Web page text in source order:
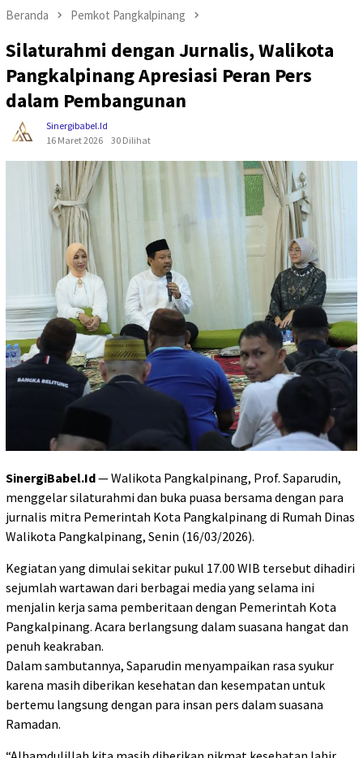
Beranda Pemkot Pangkalpinang
Silaturahmi dengan Jurnalis, Walikota
Pangkalpinang Apresiasi Peran Pers
dalam Pembangunan
Sinergibabel.id
16 Maret 2026
30 Dilihat
SinergiBabel.Id— Walikota Pangkalpinang, Prof. Saparudin,
menggelar silaturahmi dan buka puasa bersama dengan para
jurnalis mitra Pemerintah Kota Pangkalpinang di Rumah Dinas
Walikota Pangkalpinang, Senin (16/03/2026).
Kegiatan yang dimulai sekitar pukul 17.00 WIB tersebut dihadiri
sejumlah wartawan dari berbagai media yang selama ini
menjalin kerja sama pemberitaan dengan Pemerintah Kota
Pangkalpinang. Acara berlangsung dalam suasana hangat dan
penuh keakraban.
Dalam sambutannya, Saparudin menyampaikan rasa syukur
karena masih diberikan kesehatan dan kesempatan untuk
bertemu langsung dengan para insan pers dalam suasana
Ramadan.